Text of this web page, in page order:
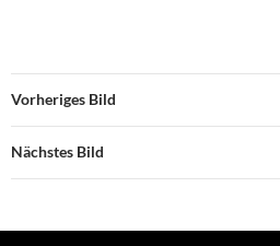
Vorheriges Bild
Nächstes Bild